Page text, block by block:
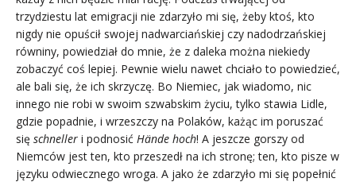
trzydziestu lat emigracji nie zdarzyło mi się, żeby ktoś, kto
nigdy nie opuścił swojej nadwarciańskiej czy nadodrzańskiej
równiny, powiedział do mnie, że z daleka można niekiedy
zobaczyć coś lepiej. Pewnie wielu nawet chciało to powiedzieć,
ale bali się, że ich skrzyczę. Bo Niemiec, jak wiadomo, nic
innego nie robi w swoim szwabskim życiu, tylko stawia Lidle,
gdzie popadnie, i wrzeszczy na Polaków, każąc im poruszać
się schneller i podnosić Hände hoch! A jeszcze gorszy od
Niemców jest ten, kto przeszedł na ich stronę; ten, kto pisze w
języku odwiecznego wroga. A jako że zdarzyło mi się popełnić